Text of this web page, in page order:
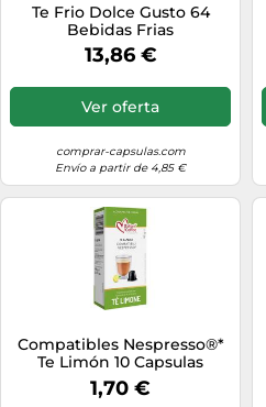
Te Frio Dolce Gusto 64
Bebidas Frias
13,86 €
Ver oferta
comprar-capsulas.com
Envío a partir de 4,85 €
Compatibles Nespresso®*
Te Limón 10 Capsulas
1,70 €